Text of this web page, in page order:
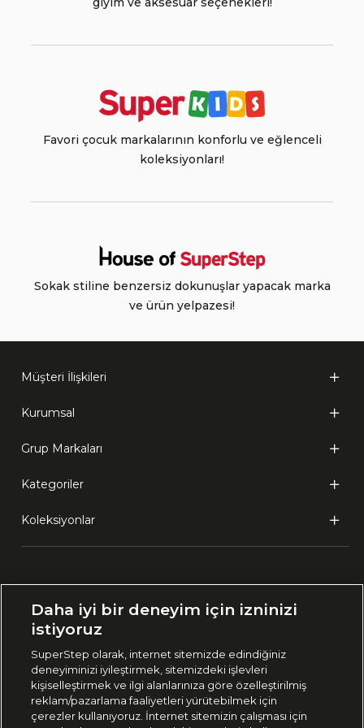
Favori çocuk markalarının konforlu ve eğlenceli
koleksiyonları!
Sokak stiline benzersiz dokunuşlar yapacak marka
ve ürün yelpazesi!
Müşteri İlişkileri
Kurumsal
Grup Markaları
Kategoriler
Koleksiyonlar
🇹🇷 Türkiye
444 37 36
Daha iyi bir deneyim için izninizi
istiyoruz
SuperStep olarak, internet sitemizde edindiğiniz
deneyiminizi iyileştirmek, sitemizdeki işlevleri
kişiselleştirmek ve ilgi alanlarınıza göre özelleştirilmiş
reklam/pazarlama faaliyetleri yürütebilmek için
çerezler kullanıyoruz. İnternet sitemizin çalışması için